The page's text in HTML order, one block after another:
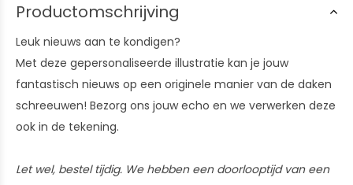
Productomschrijving
Leuk nieuws aan te kondigen?
Met deze gepersonaliseerde illustratie kan je jouw
fantastisch nieuws op een originele manier van de daken
schreeuwen! Bezorg ons jouw echo en we verwerken deze
ook in de tekening.
Let wel, bestel tijdig. We hebben een doorlooptijd van een